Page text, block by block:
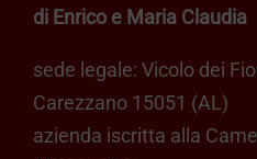
di Enrico e Maria Claudia
sede legale: Vicolo dei
Carezzano 15051 (AL)
azienda iscritta alla